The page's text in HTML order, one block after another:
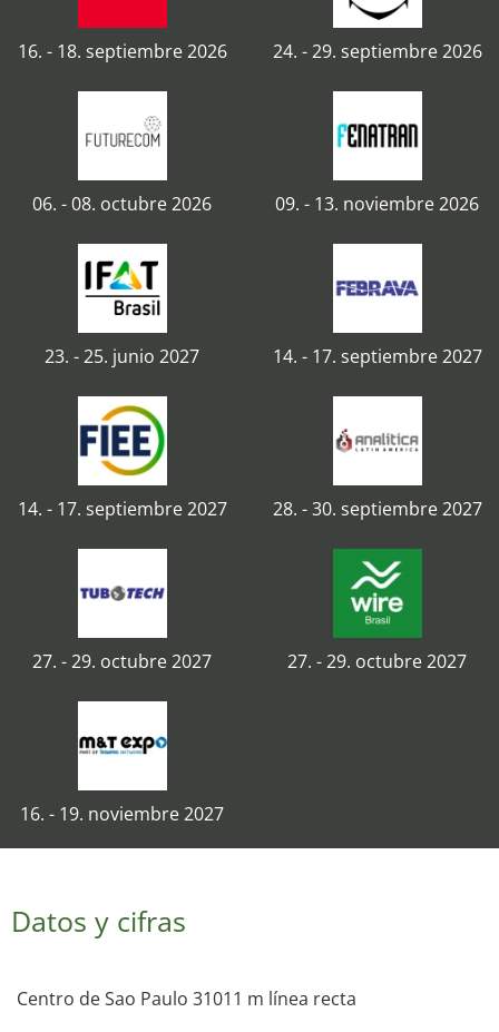
16. - 18. septiembre 2026 24. - 29. septiembre 2026
06. - 08. octubre 2026 09. - 13. noviembre 2026
23. - 25. junio 2027 14. - 17. septiembre 2027
14. - 17. septiembre 2027 28. - 30. septiembre 2027
27. - 29. octubre 2027 27. - 29. octubre 2027
16. - 19. noviembre 2027
Datos y cifras
Centro de Sao Paulo 31011 m línea recta